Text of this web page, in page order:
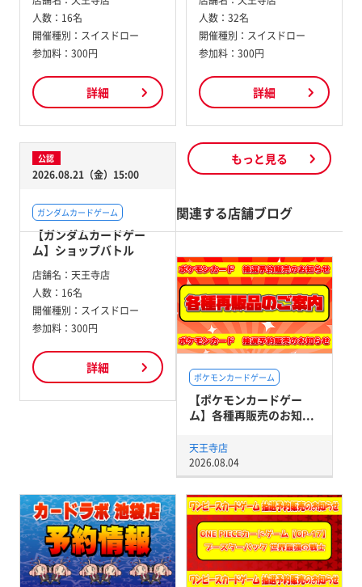
人数： 16名
開催種別： スイスドロー
参加料： 300円
詳細
人数： 32名
開催種別： スイスドロー
参加料： 300円
詳細
公認
2026.08.21（金）15:00
ガンダムカードゲーム
【ガンダムカードゲー
ム】ショップバトル
店舗名： 天王寺店
人数： 16名
開催種別： スイスドロー
参加料： 300円
詳細
もっと見る
関連する店舗ブログ
ポケモンカードゲーム
【ポケモンカードゲー
ム】各種再販売のお知...
天王寺店
2026.08.04